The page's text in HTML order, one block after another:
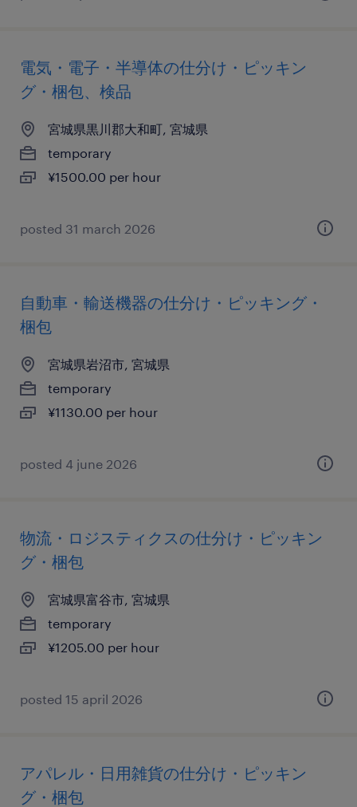
電気・電子・半導体の仕分け・ピッキン
グ・梱包、検品
宮城県黒川郡大和町, 宮城県
temporary
¥1500.00 per hour
posted 31 march 2026
自動車・輸送機器の仕分け・ピッキング・
梱包
宮城県岩沼市, 宮城県
temporary
¥1130.00 per hour
posted 4 june 2026
物流・ロジスティクスの仕分け・ピッキン
グ・梱包
宮城県富谷市, 宮城県
temporary
¥1205.00 per hour
posted 15 april 2026
アパレル・日用雑貨の仕分け・ピッキン
グ・梱包